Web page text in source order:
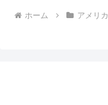
ホーム アメリカ